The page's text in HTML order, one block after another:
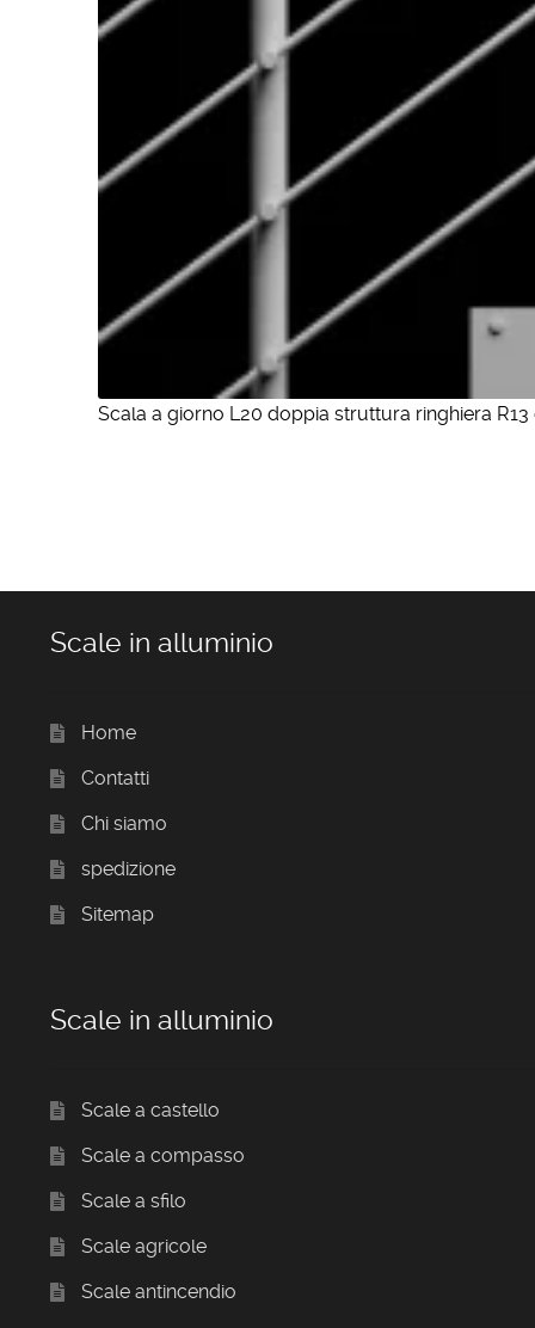
Scala a giorno L20 doppia struttura ringhiera
Scale in alluminio
Home
Contatti
Chi siamo
spedizione
Sitemap
Scale in alluminio
Scale a castello
Scale a compasso
Scale a sfilo
Scale agricole
Scale antincendio